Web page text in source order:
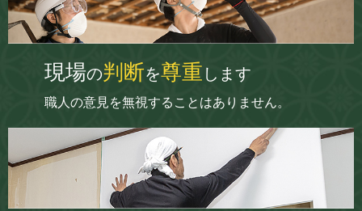
現場の判断を尊重 します
職人の意見を無視することはありません。